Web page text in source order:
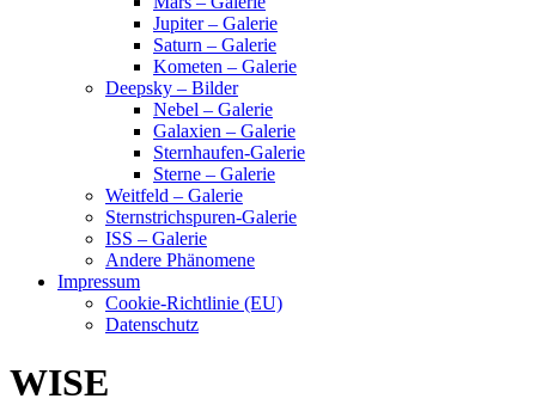
Jupiter – Galerie
Saturn – Galerie
Kometen – Galerie
Deepsky – Bilder
Nebel – Galerie
Galaxien – Galerie
Sternhaufen-Galerie
Sterne – Galerie
Weitfeld – Galerie
Sternstrichspuren-Galerie
ISS – Galerie
Andere Phänomene
Impressum
Cookie-Richtlinie (EU)
Datenschutz
WISE